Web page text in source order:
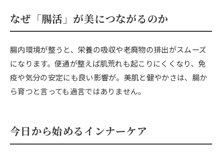
なぜ「腸活」が美につながるのか
腸内環境が整うと、栄養の吸収や老廃物の排出がスムーズ
になります。便通が整えば肌荒れも起こりにくくなり、免
疫や気分の安定にも良い影響が。美肌と健やかさは、腸か
ら育つと言っても過言ではありません。
今日から始めるインナーケア